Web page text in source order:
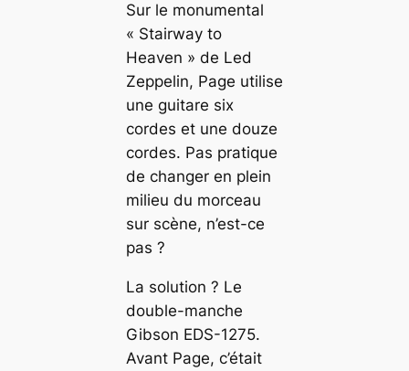
Sur le monumental
« Stairway to
Heaven » de Led
Zeppelin, Page utilise
une guitare six
cordes et une douze
cordes. Pas pratique
de changer en plein
milieu du morceau
sur scène, n’est-ce
pas ?
La solution ? Le
double-manche
Gibson EDS-1275.
Avant Page, c’était